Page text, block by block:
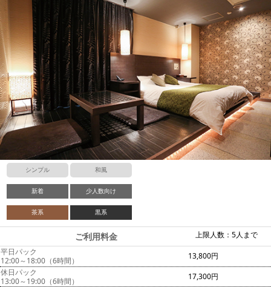
シンプル 和風
新着 少人数向け
茶系 黒系
上限人数：5人まで
ご利用料金
平日パック
12:00～18:00（6時間）
13,800円
休日パック
13:00～19:00（6時間）
17,300円